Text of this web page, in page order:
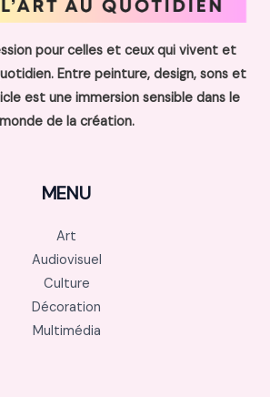
pour celles et ceux qui vivent et
Entre peinture, design, sons et
est une immersion sensible dans le
monde de la création.
MENU
Art
Audiovisuel
Culture
Décoration
Multimédia